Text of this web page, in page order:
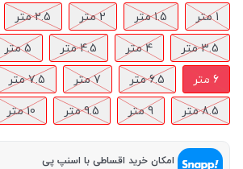
1 متر 1.5 متر 2 متر 2.5 متر
3.5 متر
4 متر 4.5 متر 5 متر
6 متر
6.5 متر 7 متر 7.5 متر
8.5 متر
9 متر 9.5 متر 10 متر
امکان خرید اقساطی با اسنپ پی